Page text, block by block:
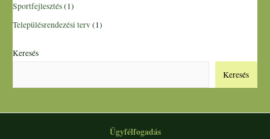
Sportfejlesztés(1)
Településrendezési terv(1)
Keresés
Keresés
Ügyfélfogadás